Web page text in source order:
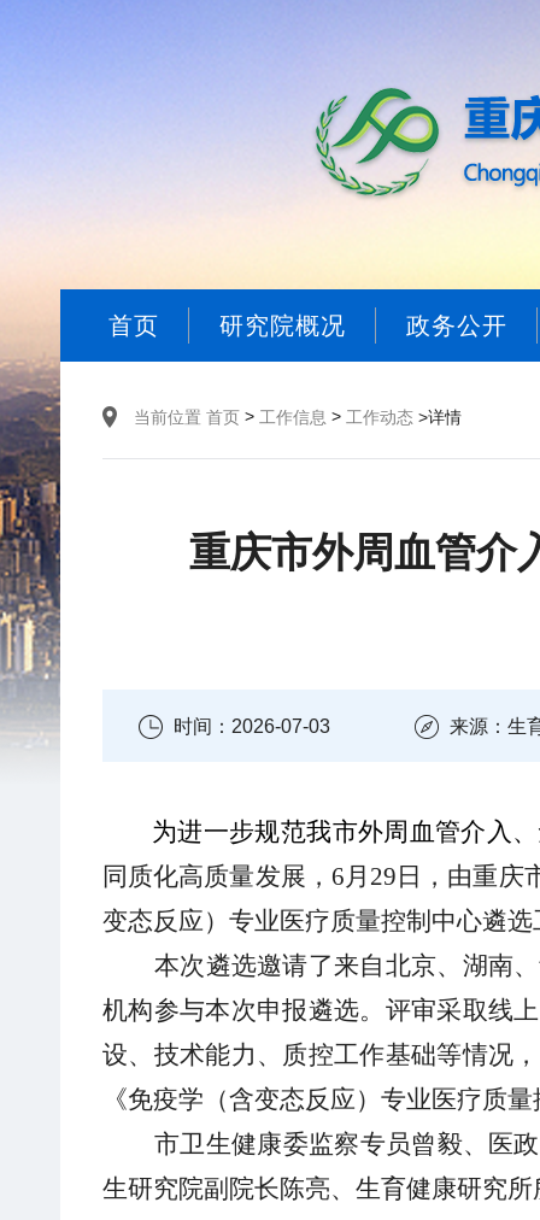
首页 研究院概况 政务公开
当前位置 首页 > 工作信息 > 工作动态 >详情
重庆市外周血管介
时间：2026-07-03 来源：生
为进一步规范我市外周血管介入 、
同质化高质量发展 ， 6月 29 日，由重庆
变态反应）专业医疗质量控制中心遴选
本次遴选邀请了来自北京、 湖南、
机构参与本次申报遴选。 评审采取线上
设、技术能力、质控工作基础等情况
《免疫学（含变态反应） 专业医疗质
市卫生健康委监察专员曾毅、医
生研究院副院长陈亮、 生育健康研究